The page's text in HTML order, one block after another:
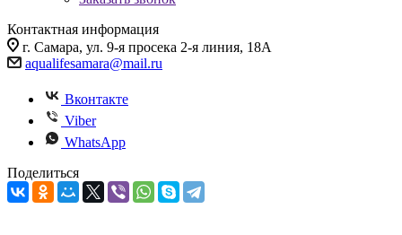
Контактная информация
г. Самара, ул. 9-я просека 2-я линия, 18А
aqualifesamara@mail.ru
Вконтакте
Viber
WhatsApp
Поделиться